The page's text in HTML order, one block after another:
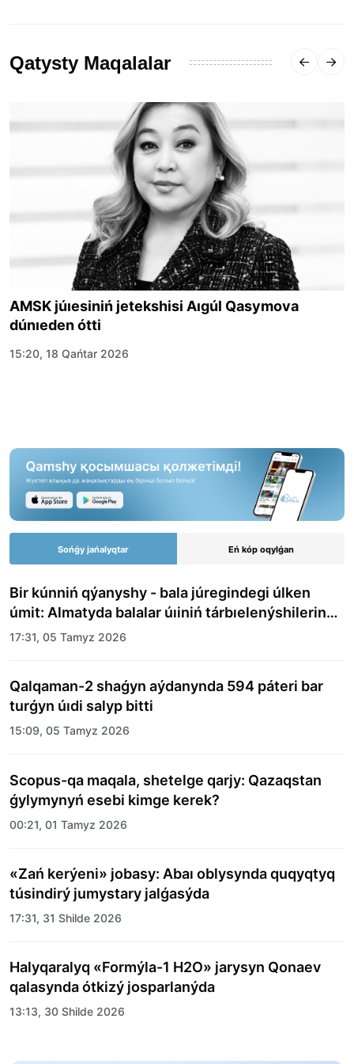
Qatysty Maqalalar
AMSK júıesiniń jetekshisi Aıgúl Qasymova
dúnıeden ótti
15:20, 18 Qańtar 2026
Sońǵy jańalyqtar Eń kóp oqylǵan
Bir kúnniń qýanyshy - bala júregindegi úlken
úmit: Almatyda balalar úıiniń tárbıelenýshilerine
merekelik kún uıymdastyryldy
17:31, 05 Tamyz 2026
Qalqaman-2 shaǵyn aýdanynda 594 páteri bar
turǵyn úıdi salyp bitti
15:09, 05 Tamyz 2026
Scopus-qa maqala, shetelge qarjy: Qazaqstan
ǵylymynyń esebi kimge kerek?
00:21, 01 Tamyz 2026
«Zań kerýeni» jobasy: Abaı oblysynda quqyqtyq
túsindirý jumystary jalǵasýda
17:31, 31 Shilde 2026
Halyqaralyq «Formýla-1 H2O» jarysyn Qonaev
qalasynda ótkizý josparlanýda
13:13, 30 Shilde 2026